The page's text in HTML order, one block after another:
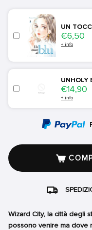
UN
Price
€6,50
+ info
UNHOLY
Price
€14,90
+ info
Wizard City, la città degli
possono venire ma dove